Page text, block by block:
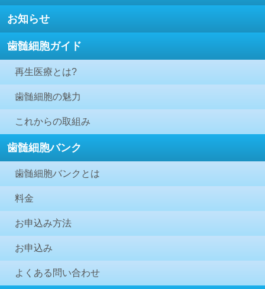
お知らせ
歯髄細胞ガイド
再生医療とは?
歯髄細胞の魅力
これからの取組み
歯髄細胞バンク
歯髄細胞バンクとは
料金
お申込み方法
お申込み
よくある問い合わせ